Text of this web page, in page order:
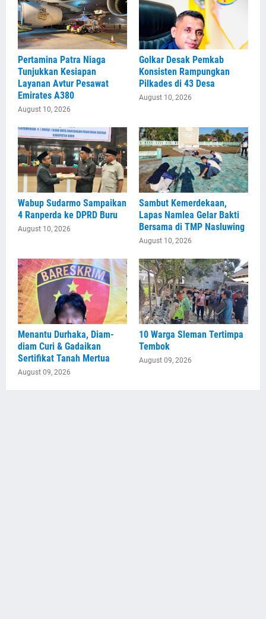
Pertamina Patra Niaga
Tunjukkan Kesiapan
Layanan Avtur Pesawat
Emirates A380
August 10, 2026
Golkar Desak Pemkab
Konsisten Rampungkan
Pilkades di 43 Desa
August 10, 2026
Wabup Sudarmo Sampaikan
4 Ranperda ke DPRD Buru
August 10, 2026
Sambut Kemerdekaan,
Lapas Namlea Gelar Bakti
Bersama di TMP Nasluwing
August 10, 2026
Menantu Durhaka, Diam-
diam Curi & Gadaikan
Sertifikat Tanah Mertua
August 09, 2026
10 Warga Sleman Tertimpa
Tembok
August 09, 2026